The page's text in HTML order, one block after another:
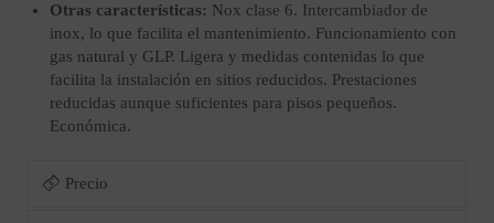
Otras características: Nox clase 6. Intercambiador de
inox, lo que facilita el mantenimiento. Funcionamiento con
gas natural y GLP. Ligera y medidas contenidas lo que
facilita la instalación en sitios reducidos. Prestaciones
reducidas aunque suficientes para pisos pequeños.
Económica.
Precio